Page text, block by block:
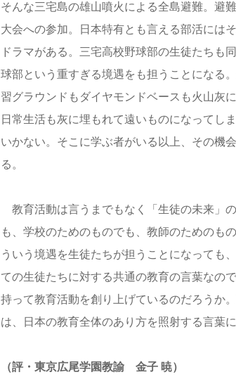
そんな三宅島の雄山噴火による全島避難。避
大会への参加。日本特有とも言える部活には
ドラマがある。三宅高校野球部の生徒たちも
球部という重すぎる境遇をも担うことになる
習グラウンドもダイヤモンドベースも火山灰
日常生活も灰に埋もれて遠いものになってし
いかない。そこに学ぶ者がいる以上、その機
る。
教育活動は言うまでもなく「生徒の未来」
も、学校のためのものでも、教師のためのも
ういう境遇を生徒たちが担うことになっても
ての生徒たちに対する共通の教育の言葉なの
持って教育活動を創り上げているのだろうか
は、日本の教育全体のあり方を照射する言葉に
（評・東京広尾学園教諭 金子 暁）